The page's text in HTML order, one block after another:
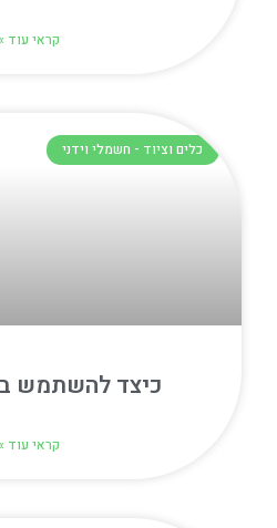
קראי עוד
כלים וציוד - חשמלי וידני
כיצד להשתמש
קראי עוד